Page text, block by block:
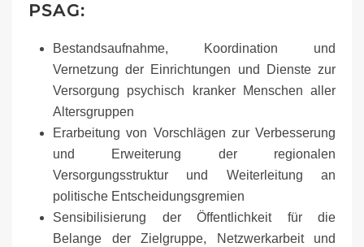
PSAG:
Bestandsaufnahme, Koordination und
Vernetzung der Einrichtungen und Dienste zur
Versorgung psychisch kranker Menschen aller
Altersgruppen
Erarbeitung von Vorschlägen zur Verbesserung
und Erweiterung der regionalen
Versorgungsstruktur und Weiterleitung an
politische Entscheidungsgremien
Sensibilisierung der Öffentlichkeit für die
Belange der Zielgruppe, Netzwerkarbeit und